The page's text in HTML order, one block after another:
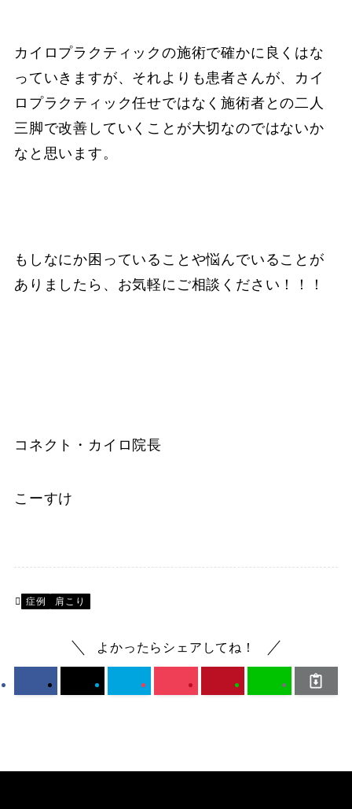
カイロプラクティックの施術で確かに良くはな
っていきますが、それよりも患者さんが、カイ
ロプラクティック任せではなく施術者との二人
三脚で改善していくことが大切なのではないか
なと思います。
もしなにか困っていることや悩んでいることが
ありましたら、お気軽にご相談ください！！！
コネクト・カイロ院長
こーすけ
症例 肩こり
よかったらシェアしてね！